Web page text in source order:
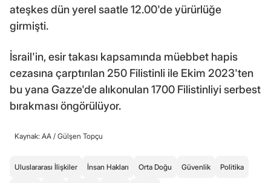
ateşkes dün yerel saatle 12.00'de yürürlüğe
girmişti.
İsrail'in, esir takası kapsamında müebbet hapis
cezasına çarptırılan 250 Filistinli ile Ekim 2023'ten
bu yana Gazze'de alıkonulan 1700 Filistinliyi serbest
bırakması öngörülüyor.
Kaynak: AA / Gülşen Topçu
Uluslararası İlişkiler İnsan Hakları Orta Doğu Güvenlik Politika